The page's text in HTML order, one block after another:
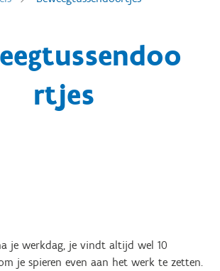
rtjes
je werkdag, je vindt altijd wel 10
je spieren even aan het werk te zetten.